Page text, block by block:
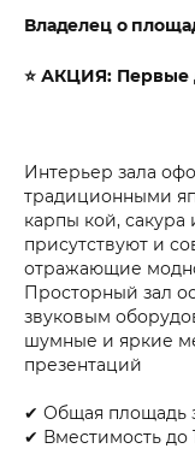
Владелец о
⭐ АКЦИЯ: Первые
Интерьер зала
традиционными
карпы кой,
присутствуют и
отражающие
Просторный зал
звуковым
шумные и яркие
презентаций
✔ Общая площадь
✔ Вместимость до